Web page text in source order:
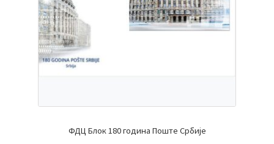
ФДЦ Блок 180 година Поште Србије